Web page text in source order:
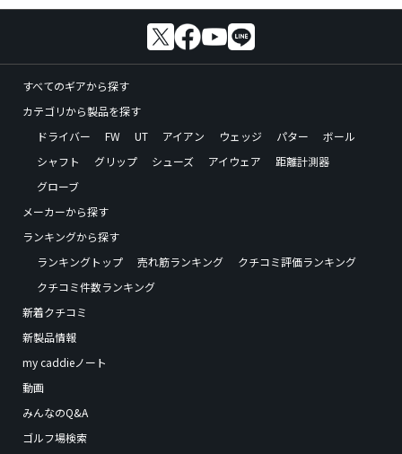
すべてのギアから探す
カテゴリから製品を探す
ドライバー
FW UT アイアン ウェッジ パター
ボール
シャフト
グリップ シューズ アイウェア
距離計測器
グローブ
メーカーから探す
ランキングから探す
ランキングトップ
売れ筋ランキング
クチコミ評価ランキング
クチコミ件数ランキング
新着クチコミ
新製品情報
my caddieノート
動画
みんなのQ&A
ゴルフ場検索